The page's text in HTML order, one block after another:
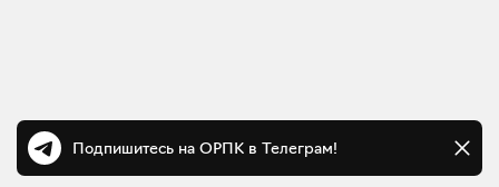
Подпишитесь на ОРПК в Телеграм!